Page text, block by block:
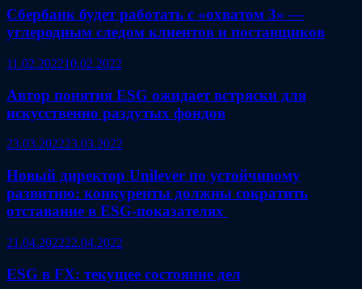
Сбербанк будет работать с «охватом 3» —
углеродным следом клиентов и поставщиков
11.02.202210.02.2022
Автор понятия ESG ожидает встряски для
искусственно раздутых фондов
23.03.202223.03.2022
Новый директор Unilever по устойчивому
развитию: конкуренты должны сократить
отставание в ESG-показателях
21.04.202222.04.2022
ESG в FX: текущее состояние дел